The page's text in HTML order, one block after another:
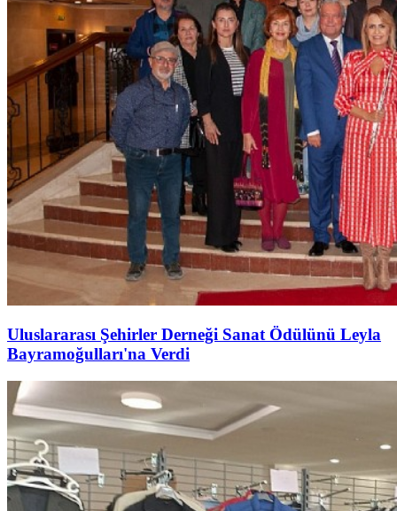
Uluslararası Şehirler Derneği Sanat Ödülünü Leyla
Bayramoğulları'na Verdi